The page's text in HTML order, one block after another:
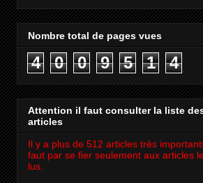
Nombre total de pages vues
4 0 0 9 5 1 4
Attention il faut consulter la liste
articles
Il y a plus de 512 articles très
faut par se fier seulement aux articles
lus.